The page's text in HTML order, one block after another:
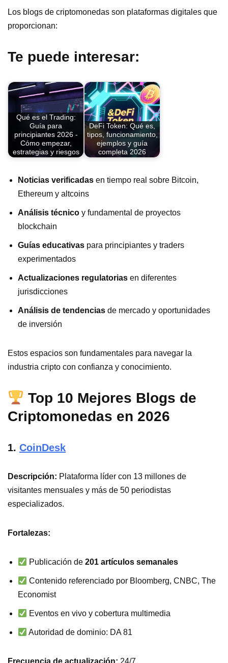
Los blogs de criptomonedas son plataformas digitales que
proporcionan:
Te puede interesar:
Qué es el Trading:
Guía para
principiantes 2026 -
Cómo empezar,
estrategias y riesgos
DeFi Token: Qué es,
tipos, funcionamiento,
ejemplos y guía
completa 2026
Noticias verificadas en tiempo real sobre Bitcoin,
Ethereum y altcoins
Análisis técnico y fundamental de proyectos
blockchain
Guías educativas para principiantes y traders
experimentados
Actualizaciones regulatorias en diferentes
jurisdicciones
Análisis de tendencias de mercado y oportunidades
de inversión
Estos espacios son fundamentales para navegar la
industria cripto con confianza y conocimiento.
Top 10 Mejores Blogs de
Criptomonedas en 2026
1. CoinDesk
Descripción: Plataforma líder con 13 millones de
visitantes mensuales y más de 50 periodistas
especializados.
Fortalezas:
Publicación de201 artículos semanales
Contenido referenciado por Bloomberg, CNBC, The
Economist
Eventos en vivo y cobertura multimedia
Autoridad de dominio: DA 81
Frecuencia de actualización: 24/7